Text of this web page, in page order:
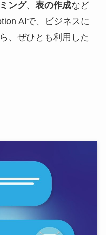
ング、 表の作成など
AIで、ビジネスに
、ぜひとも利用した